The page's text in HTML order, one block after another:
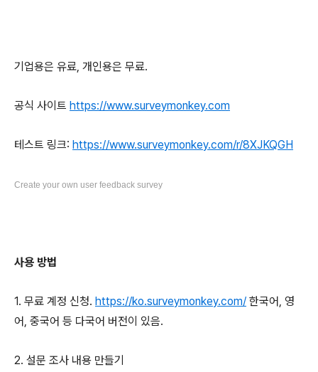
기업용은 유료, 개인용은 무료.
공식 사이트 https://www.surveymonkey.com
테스트 링크: https://www.surveymonkey.com/r/8XJKQGH
Create your own user feedback survey
사용 방법
1. 무료 계정 신청. https://ko.surveymonkey.com/ 한국어, 영
어, 중국어 등 다국어 버전이 있음.
2. 설문 조사 내용 만들기